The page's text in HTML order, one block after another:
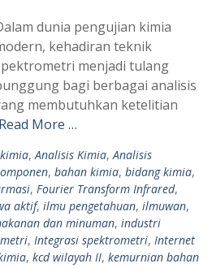
dunia pengujian kimia
kehadiran teknik
menjadi tulang
bagi berbagai analisis
membutuhkan ketelitian
Read More …
, Analisis Kimia, Analisis
, bahan kimia, bidang kimia,
, Fourier Transform Infrared,
aktif, ilmu pengetahuan, ilmuwan,
dan minuman, industri
, Integrasi spektrometri, Internet
, kcd wilayah II, kemurnian bahan